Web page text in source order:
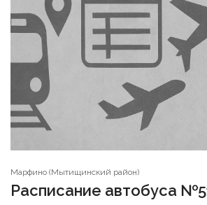
Марфино (Мытищинский район)
Расписание автобуса